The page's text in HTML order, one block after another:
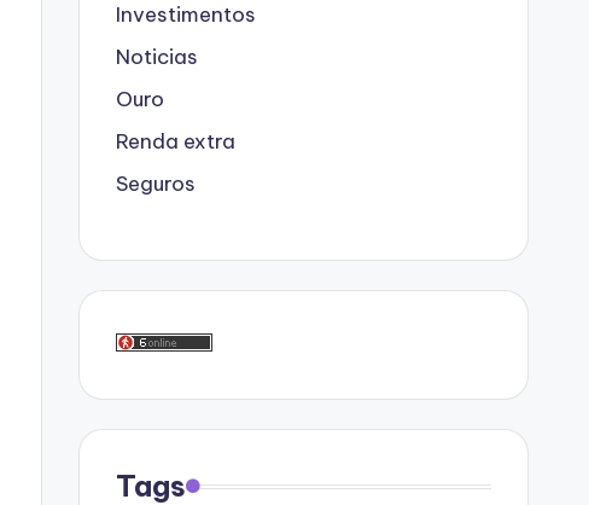
Investimentos
Noticias
Ouro
Renda extra
Seguros
Tags